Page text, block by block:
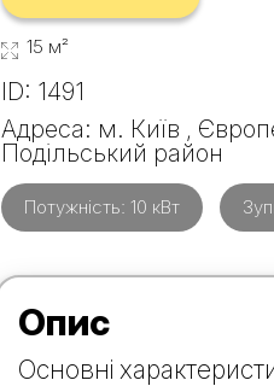
15 м²
ID: 1491
Адреса: м. Київ ,
Подільський район
Потужність: 10 кВт
Опис
Основні